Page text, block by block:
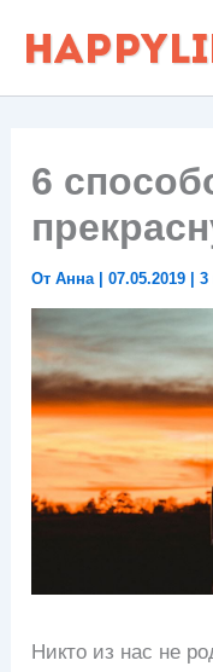
6
ОтАнна |07.05.2019 |3
Никто из нас не